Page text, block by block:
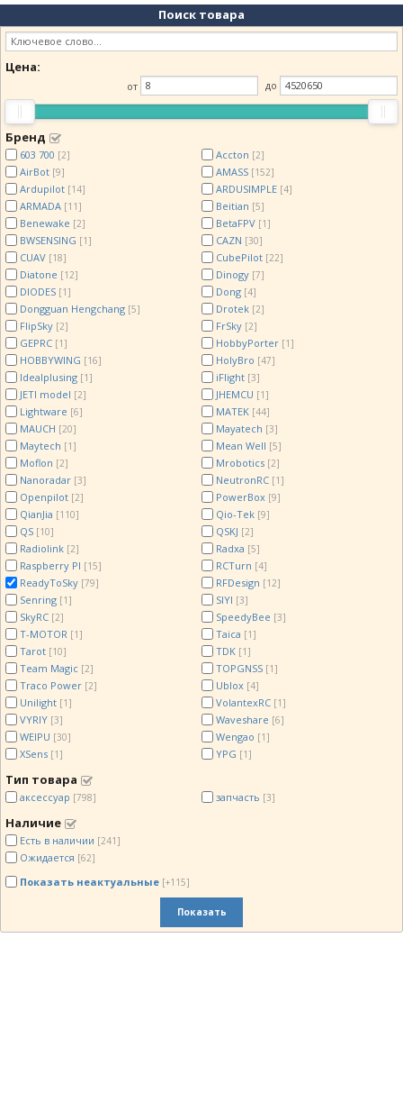
Поиск товара
Цена:
от до
Бренд
603 700 [2] Accton [2]
AirBot [9] AMASS [152]
Ardupilot [14] ARDUSIMPLE [4]
ARMADA [11] Beitian [5]
Benewake [2] BetaFPV [1]
BWSENSING [1] CAZN [30]
CUAV [18] CubePilot [22]
Diatone [12] Dinogy [7]
DIODES [1] Dong [4]
Dongguan Hengchang [5] Drotek [2]
FlipSky [2] FrSky [2]
GEPRC [1] HobbyPorter [1]
HOBBYWING [16] HolyBro [47]
Idealplusing [1] iFlight [3]
JETI model [2] JHEMCU [1]
Lightware [6] MATEK [44]
MAUCH [20] Mayatech [3]
Maytech [1] Mean Well [5]
Moflon [2] Mrobotics [2]
Nanoradar [3] NeutronRC [1]
Openpilot [2] PowerBox [9]
QianJia [110] Qio-Tek [9]
QS [10] QSKJ [2]
Radiolink [2] Radxa [5]
Raspberry PI [15] RCTurn [4]
ReadyToSky [79] RFDesign [12]
Senring [1] SIYI [3]
SkyRC [2] SpeedyBee [3]
T-MOTOR [1] Taica [1]
Tarot [10] TDK [1]
Team Magic [2] TOPGNSS [1]
Traco Power [2] Ublox [4]
Unilight [1] VolantexRC [1]
VYRIY [3] Waveshare [6]
WEIPU [30] Wengao [1]
XSens [1] YPG [1]
Тип товара
аксессуар [798] запчасть [3]
Наличие
Есть в наличии [241]
Ожидается [62]
Показать неактуальные [+115]
Показать